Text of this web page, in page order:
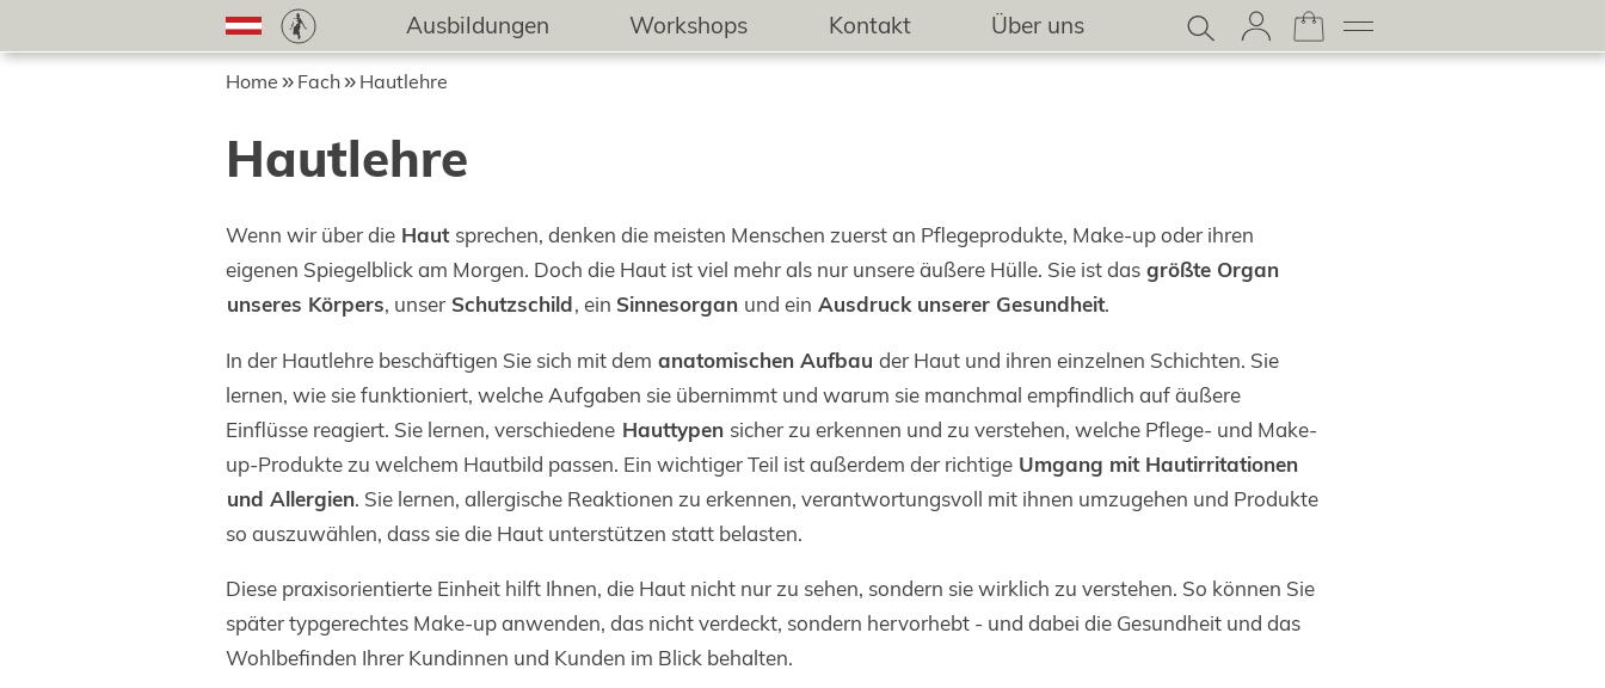
Ausbildungen Workshops Kontakt Über uns
Home Fach Hautlehre
Hautlehre
Wenn wir über die Haut sprechen, denken die meisten Menschen zuerst an Pflegeprodukte, Make-up oder ihren
eigenen Spiegelblick am Morgen. Doch die Haut ist viel mehr als nur unsere äußere Hülle. Sie ist das größte Organ
unseres Körpers, unser Schutzschild, ein Sinnesorgan und ein Ausdruck unserer Gesundheit.
In der Hautlehre beschäftigen Sie sich mit dem anatomischen Aufbau der Haut und ihren einzelnen Schichten. Sie
lernen, wie sie funktioniert, welche Aufgaben sie übernimmt und warum sie manchmal empfindlich auf äußere
Einflüsse reagiert. Sie lernen, verschiedene Hauttypen sicher zu erkennen und zu verstehen, welche Pflege- und Make-
up-Produkte zu welchem Hautbild passen. Ein wichtiger Teil ist außerdem der richtige Umgang mit Hautirritationen
und Allergien. Sie lernen, allergische Reaktionen zu erkennen, verantwortungsvoll mit ihnen umzugehen und Produkte
so auszuwählen, dass sie die Haut unterstützen statt belasten.
Diese praxisorientierte Einheit hilft Ihnen, die Haut nicht nur zu sehen, sondern sie wirklich zu verstehen. So können Sie
später typgerechtes Make-up anwenden, das nicht verdeckt, sondern hervorhebt - und dabei die Gesundheit und das
Wohlbefinden Ihrer Kundinnen und Kunden im Blick behalten.